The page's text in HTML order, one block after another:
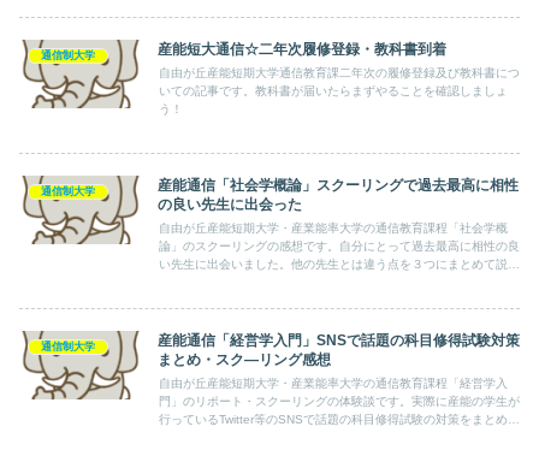
通信制大学 産能短大通信☆二年次履修登録・教科書到着
自由が丘産能短期大学通信教育課二年次の履修登録及び教科書につ
いての記事です。教科書が届いたらまずやることを確認しましょ
う！
通信制大学
産能通信「社会学概論」スクーリングで過去最高に相性
の良い先生に出会った
自由が丘産能短期大学・産業能率大学の通信教育課程「社会学概
論」のスクーリングの感想です。自分にとって過去最高に相性の良
い先生に出会いました。他の先生とは違う点を３つにまとめて説明
通信制大学
産能通信「経営学入門」SNSで話題の科目修得試験対策
まとめ・スク―リング感想
自由が丘産能短期大学・産業能率大学の通信教育課程「経営学入
門」のリポート・スクーリングの体験談です。実際に産能の学生が
行っているTwitter等のSNSで話題の科目修得試験の対策をまとめま